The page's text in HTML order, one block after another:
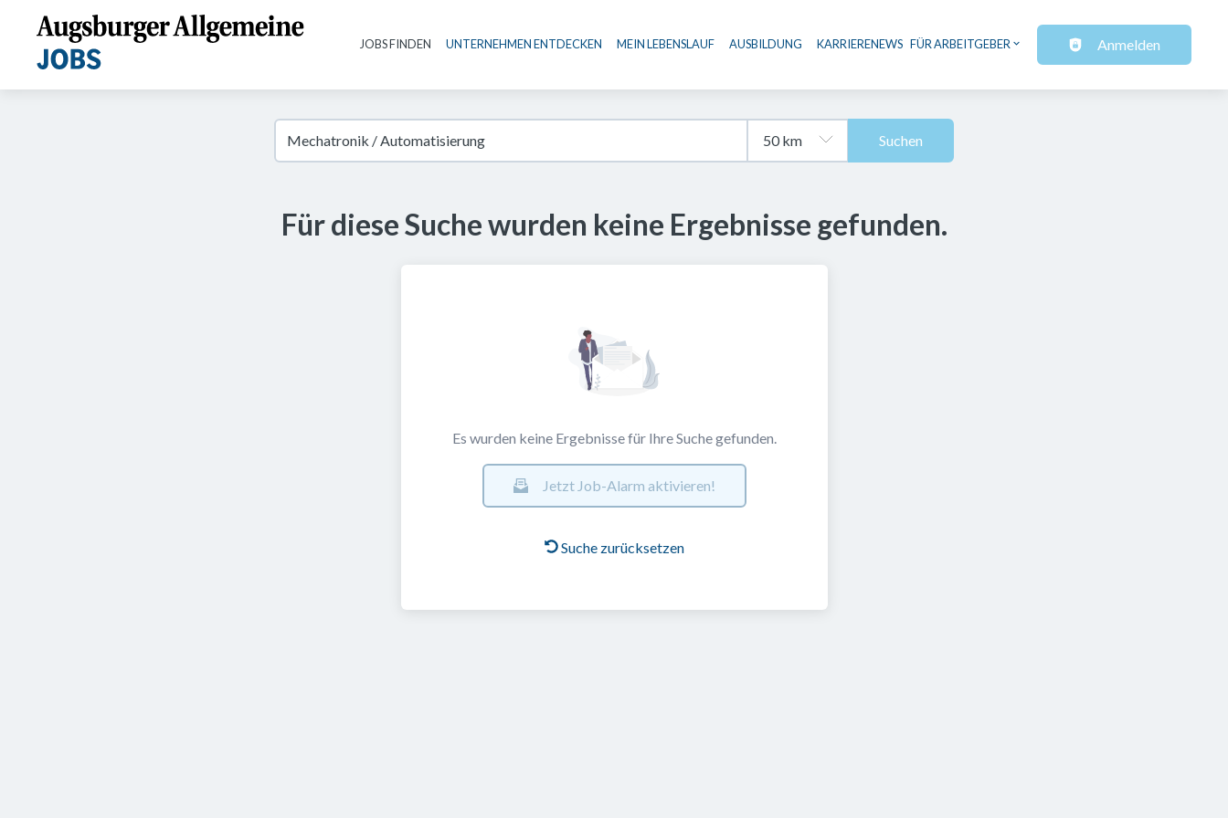
Haupt-Navigation
JOBS FINDEN UNTERNEHMEN ENTDECKEN MEIN LEBENSLAUF AUSBILDUNG KARRIERENEWS FÜR ARBEITGEBER Anmelden
Suchen
Für diese Suche wurden keine Ergebnisse gefunden.
Es wurden keine Ergebnisse für Ihre Suche gefunden.
Jetzt Job-Alarm aktivieren!
Suche zurücksetzen